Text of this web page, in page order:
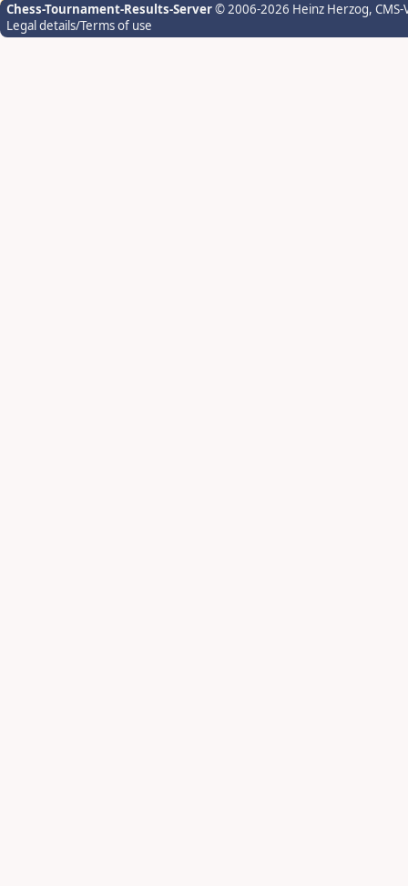
Chess-Tournament-Results-Server© 2006-2026 Heinz Herzog,
Legal details/Terms of use